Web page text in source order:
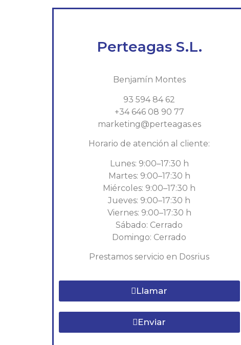
Perteagas S.L.
Benjamín Montes
93 594 84 62
+34 646 08 90 77
marketing@perteagas.es
Horario de atención al cliente:
Lunes: 9:00–17:30 h
Martes: 9:00–17:30 h
Miércoles: 9:00–17:30 h
Jueves: 9:00–17:30 h
Viernes: 9:00–17:30 h
Sábado: Cerrado
Domingo: Cerrado
Prestamos servicio en Dosrius
Llamar
Enviar